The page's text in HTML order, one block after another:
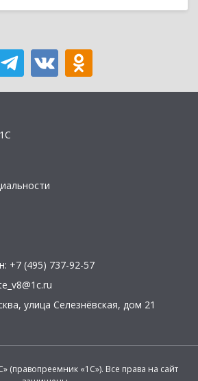
+7 (495) 737-92-57
, улица Селезнёвская, дом 21
(правопреемник «1С»). Все права на сайт